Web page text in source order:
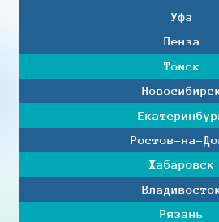
Уфа
Пенза
Томск
Ростов-на-
Хабаровск
Рязань